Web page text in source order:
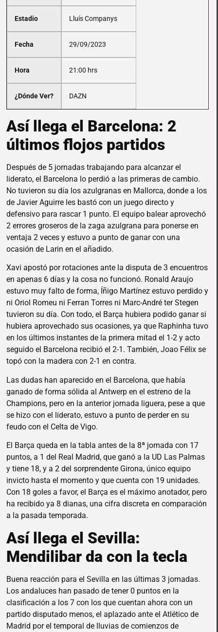
Estadio
Fecha
Hora
¿Dónde Ver?
Lluís Companys
29/09/2023
21:00 hrs
DAZN
Así llega el Barcelona: 2
últimos flojos partidos
Después de 5 jornadas trabajando para alcanzar el
liderato, el Barcelona lo perdió a las primeras de cambio.
No tuvieron su día los azulgranas en Mallorca, donde a los
de Javier Aguirre les bastó con un juego directo y
defensivo para rascar 1 punto. El equipo balear aprovechó
2 errores groseros de la zaga azulgrana para ponerse en
ventaja 2 veces y estuvo a punto de ganar con una
ocasión de Larin en el añadido.
Xavi apostó por rotaciones ante la disputa de 3 encuentros
en apenas 6 días y la cosa no funcionó. Ronald Araujo
estuvo muy falto de forma, Íñigo Martínez estuvo perdido y
ni Oriol Romeu ni Ferran Torres ni Marc-André ter Stegen
tuvieron su día. Con todo, el Barça hubiera podido ganar si
hubiera aprovechado sus ocasiones, ya que Raphinha tuvo
en los últimos instantes de la primera mitad el 1-2 y acto
seguido el Barcelona recibió el 2-1. También, Joao Félix se
topó con la madera con 2-1 en contra.
Las dudas han aparecido en el Barcelona, que había
ganado de forma sólida al Antwerp en el estreno de la
Champions, pero en la anterior jornada liguera, pese a que
se hizo con el liderato, estuvo a punto de perder en su
feudo con el Celta de Vigo.
El Barça queda en la tabla antes de la 8ª jornada con 17
puntos, a 1 del Real Madrid, que ganó a la UD Las Palmas
y tiene 18, y a 2 del sorprendente Girona, único equipo
invicto hasta el momento y que cuenta con 19 unidades.
Con 18 goles a favor, el Barça es el máximo anotador, pero
ha recibido ya 8 dianas, una cifra discreta en comparación
a la pasada temporada.
Así llega el Sevilla:
Mendilibar da con la tecla
Buena reacción para el Sevilla en las últimas 3 jornadas.
Los andaluces han pasado de tener 0 puntos en la
clasificación a los 7 con los que cuentan ahora con un
partido disputado menos, el aplazado ante el Atlético de
Madrid por el temporal de lluvias de comienzos de